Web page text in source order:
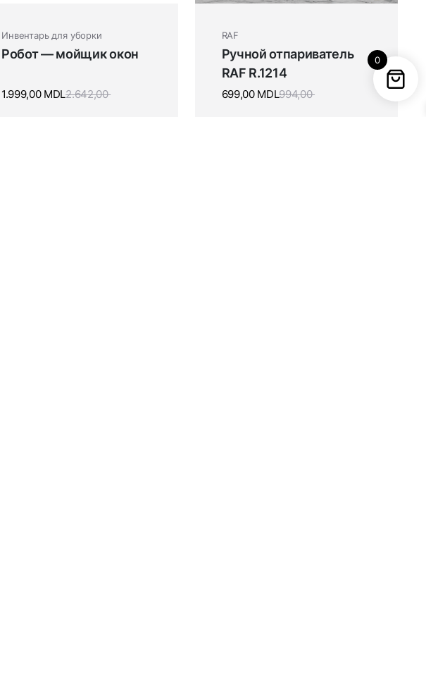
Инвентарь для уборки
Робот — мойщик окон
2.642,00
1.999,00 MDL
RAF
Ручной отпариватель
RAF R.1214
994,00
699,00 MDL
0